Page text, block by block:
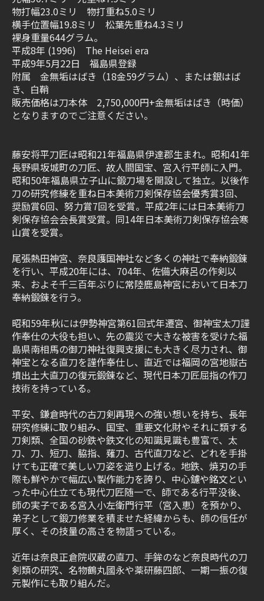
物打幅23.0ミリ 物打重ね5.0ミリ
横手位置幅19.8ミリ 松葉先重ね4.3ミリ
裸身重量644グラム。
平成8年 (1996) The Heisei era
平成9年5月22日 福島県登録
附属 金無垢はばき（18金59グラム）、または銀はば
き、白鞘
販売価格は刀本体 2,750,000円+金無垢はばき（時価）
となりますのでご注意ください。
藤安将平刀匠は昭和21年福島県伊達郡生まれ。昭和41年
長野県坂城町の刀匠、故人間国宝、宮入行平師に入門。
昭和50年福島県立子山に鍛刀場を開設して独立。以後作
刀の研究修練を重ね日本美術刀剣保存協会優秀賞3回、
奨励賞6回、努力賞7回を受賞。平成2年には日本美術刀
剣保存協会会長賞受賞。同14年日本美術刀剣保存協会寒
山賞を受賞。
尾張熱田神宮、奈良護国神社など多くの神社で奉納鍛錬
を行い、平成20年には、704年、佐備大麻呂の作剣以
来、およそ千三百年ぶりに常陸鹿島神宮において日本刀
奉納鍛錬を行う。
昭和59年秋には伊勢神宮第61回式年遷宮、御神宝太刀謹
作奉仕の大役も担い、先の震災で大きな被害を受けた福
島県南相馬の御刀神社復興支援にも大きく尽力され、御
神宝となる直刀を謹作奉仕し、直近では福岡の宮地嶽古
墳出土大直刀の復元鍛錬など、現代日本刀匠屈指の作刀
技術を持っている。
平安、鎌倉時代の古刀剣再現への強い想いを持ち、長年
研究修練に取り組み、国宝、重要文化財やそれに類する
刀剣類、全国の砂鉄や鉄文化の知識見識も豊富で、太
刀、刀、短刀、脇指、薙刀、古代直刀など、どれを手掛
けても正確で美しい刀姿を造り上げる。地鉄、焼刃の手
際も鮮やかで幅広い製作能力を誇り、中心鑢や銘文とい
った中心仕立ても現代刀匠随一で、師である行平没後、
師の実子である宮入小左衛門行平（宮入恵）を預かり、
弟子として鍛刀修業を積ませた経緯からも、師の信任が
厚く、その技量の高さを物語っている。
近年は奈良正倉院収蔵の直刀、手鉾のなど奈良時代の刀
剣類の研究、名物鶴丸國永や薬研藤四郎、一期一振の復
元製作にも取り組んだ。